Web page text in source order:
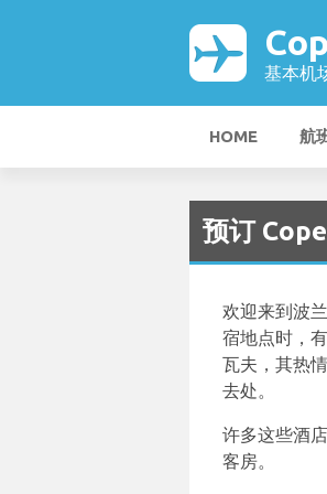
基本机
HOME 航
预订
欢迎来到波
宿地点时，
瓦夫，其热
去处。
许多这些酒
客房。